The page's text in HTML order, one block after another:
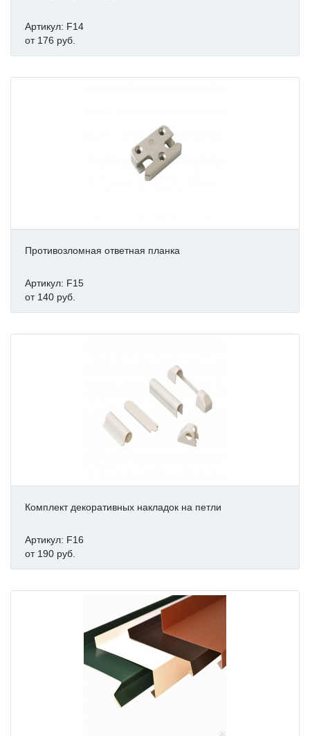
Артикул: F14
от 176 руб.
Противозломная ответная планка
Артикул: F15
от 140 руб.
Комплект декоративных накладок на петли
Артикул: F16
от 190 руб.